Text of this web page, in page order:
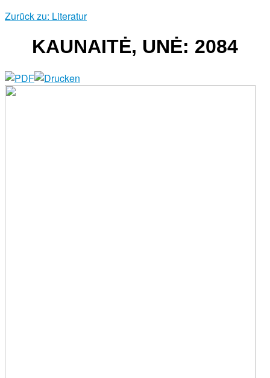
Zurück zu: Literatur
KAUNAITĖ, UNĖ: 2084